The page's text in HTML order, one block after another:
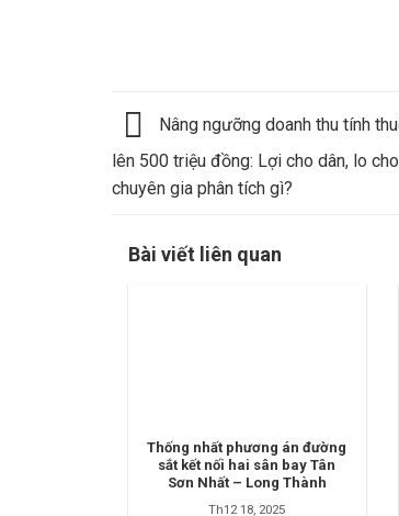
Nâng ngưỡng doanh thu tính
lên 500 triệu đồng: Lợi cho dân, lo
chuyên gia phân tích gì?
Bài viết liên quan
Thống nhất phương án đường
sắt kết nối hai sân bay Tân
Sơn Nhất – Long Thành
Th12 18, 2025